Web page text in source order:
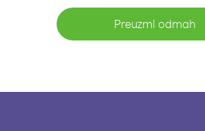
Preuzmi odmah